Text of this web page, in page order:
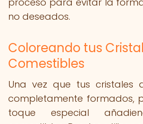
no deseados.
Coloreando tus
Comestibles
Una vez que tus cristales
completamente formados,
toque especial